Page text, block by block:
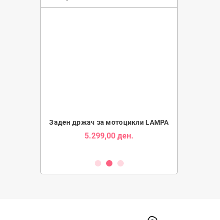
Заден држач за мотоцикли LAMPA
5.299,00 ден.